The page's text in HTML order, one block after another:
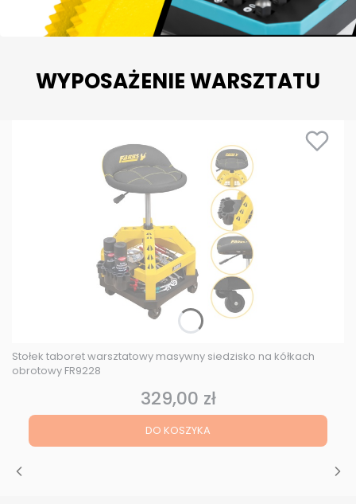
WYPOSAŻENIE WARSZTATU
Stołek taboret warsztatowy masywny siedzisko na kółkach
obrotowy FR9228
Cena
329,00 zł
DO KOSZYKA